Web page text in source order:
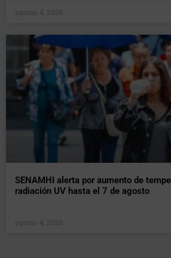
agosto 4, 2026
SENAMHI alerta por aumento de
radiación UV hasta el 7 de agosto
agosto 4, 2026